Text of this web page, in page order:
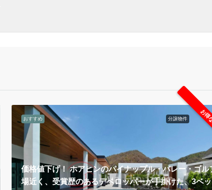
おすすめ 分譲物件 お
価格値下げ！ ホアヒンのパイナップル・バレー・ゴル
場近く、受賞歴のあるデベロッパーが手掛けた、3ベッ